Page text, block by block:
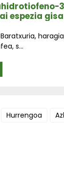
espezia
s...
Hurrengoa